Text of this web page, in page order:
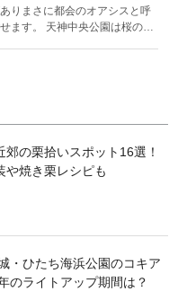
りまさに都会のオアシスと呼
ます。 天神中央公園は桜の名
地名の由来とされる「水鏡天
郊の栗拾いスポット16選！
や焼き栗レシピも
・ひたち海浜公園のコキア
のライトアップ期間は？